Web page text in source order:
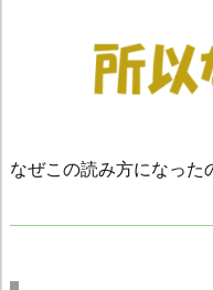
なぜこの読み方になった